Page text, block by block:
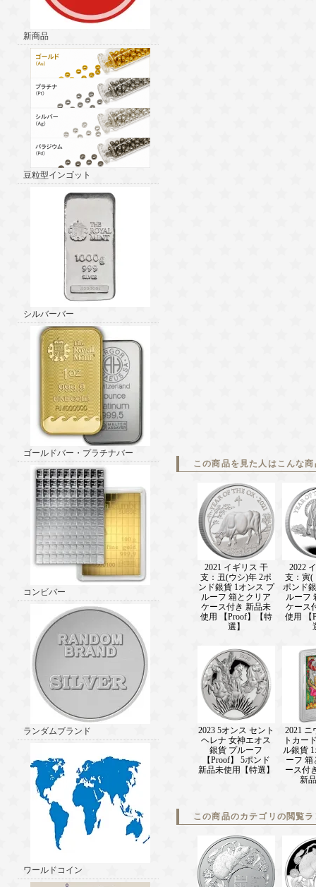
新商品
豆粒型インゴット
シルバーバー
ゴールドバー・プラチナバー
コンビバー
ランダムブランド
ワールドコイン
この商品を見た人はこんな
2021 イギリス 干
支：丑(ウシ)年 2ポ
ンド銀貨 1オンス プ
ルーフ 箱とクリア
ケース付き 新品未
使用 【Proof】【特
選】
2022
支：寅(
ポンド
ルーフ
ケース
使用 【
2023 5オンス セント
ヘレナ 女神エオス
銀貨 プルーフ
【Proof】 5ポンド
新品未使用【特選】
2021 ニ
トカー
ル銀貨
ーフ 箱
ース付
新
この商品のカテゴリの閲覧